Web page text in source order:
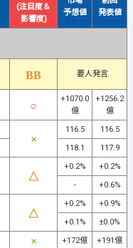
(注目度＆
影響度)
予想値
発表値
要人発言
+1070.0
億
+1256.2
億
116.5
116.5
118.1 117.9
+0.2%
+0.2%
-
+0.6%
+0.2%
+0.9%
+0.1%
±0.0%
+172億 +191億